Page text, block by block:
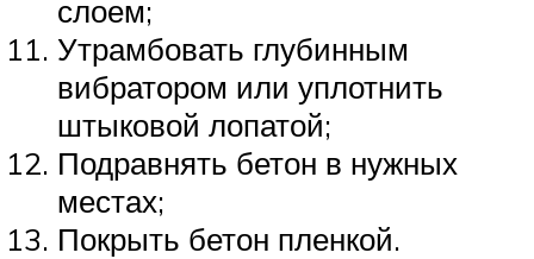
слоем;
Утрамбовать глубинным
вибратором или уплотнить
штыковой лопатой;
Подравнять бетон в нужных
местах;
Покрыть бетон пленкой.